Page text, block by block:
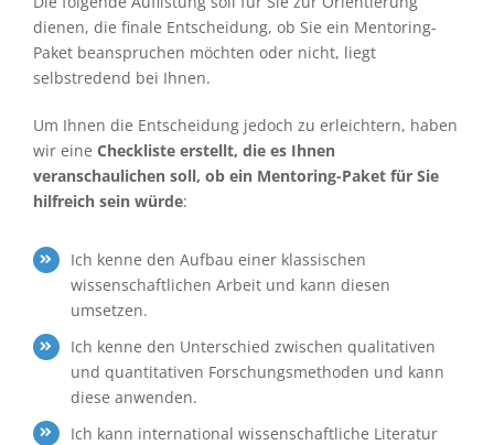
dienen, die finale Entscheidung, ob Sie ein Mentoring-
Paket beanspruchen möchten oder nicht, liegt
selbstredend bei Ihnen.
Um Ihnen die Entscheidung jedoch zu erleichtern, haben
wir eine Checkliste erstellt, die es Ihnen
veranschaulichen soll, ob ein Mentoring-Paket für Sie
hilfreich sein würde:
Ich kenne den Aufbau einer klassischen
wissenschaftlichen Arbeit und kann diesen
umsetzen.
Ich kenne den Unterschied zwischen qualitativen
und quantitativen Forschungsmethoden und kann
diese anwenden.
Ich kann international wissenschaftliche Literatur